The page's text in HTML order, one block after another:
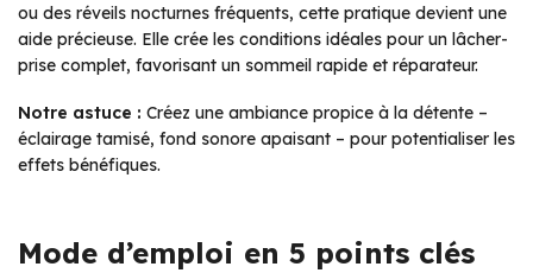
ou des réveils nocturnes fréquents, cette pratique devient une
aide précieuse. Elle crée les conditions idéales pour un lâcher-
prise complet, favorisant un sommeil rapide et réparateur.
Notre astuce : Créez une ambiance propice à la détente –
éclairage tamisé, fond sonore apaisant – pour potentialiser les
effets bénéfiques.
Mode d’emploi en 5 points clés